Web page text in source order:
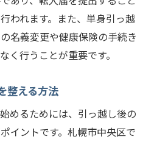
われます。また、単身引っ越
名義変更や健康保険の手続き
く行うことが重要です。
整える方法
めるためには、引っ越し後の
イントです。札幌市中央区で